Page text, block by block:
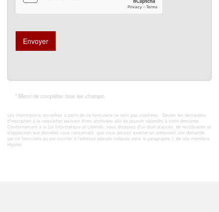
Envoyer
* Merci de compléter tous les champs.
Les informations recueillies à partir de ce formulaire ne sont pas stockées. Seules les demandes
d’inscription à la newsletter peuvent êtres archivées afin de pouvoir répondre à votre demande.
Conformément à la Loi Informatique et Libertés, vous disposez d’un droit d’accès, de rectification et
d’opposition aux données vous concernant, que vous pouvez exercer en adressant une demande
par ce formulaire ou par courrier à l’adresse postale indiquée dans le paragraphe I. de nos mentions
légales.